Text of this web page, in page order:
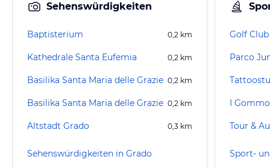
Sehenswürdigkeiten
Baptisterium 0,2 km
Kathedrale Santa Eufemia 0,2 km
Basilika Santa Maria delle Grazie 0,2 km
Basilika Santa Maria delle Grazie 0,2 km
Altstadt Grado 0,3 km
Sehenswürdigkeiten in Grado
Golf
Parco
I
Tour &
Sport-